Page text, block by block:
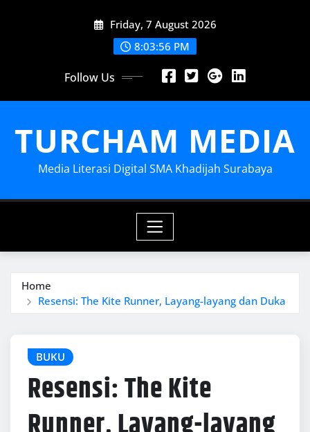
Friday, 7 August 2026
8:03:58 PM
Follow Us
TURCHAM MEDIA
Media Literasi Digital SMA Khadijah Surabaya
Home
Resensi: The Kite Runner, Layang-layang dan Duka
BUKU
Resensi: The Kite